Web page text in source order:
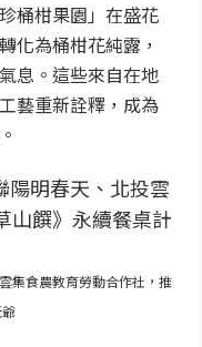
桶柑果園」在盛花
化為桶柑花純露，
息。這些來自在地
藝重新詮釋，成為
集食農教育勞動合作社，推